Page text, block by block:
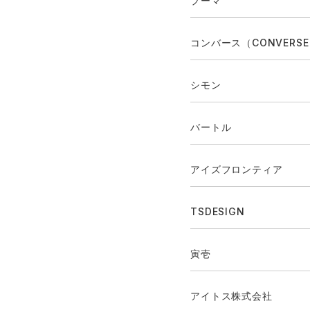
コンバース（
シモン
バートル
アイズフロンティア
TSDESIGN
寅壱
アイトス株式会社